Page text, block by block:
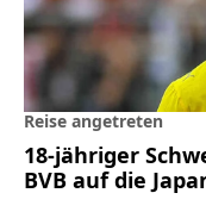
Reise angetreten
18-jähriger
BVB auf die